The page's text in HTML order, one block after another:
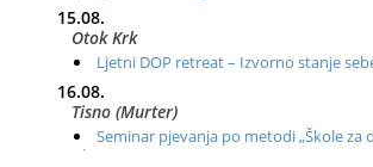
15.08.
Otok Krk
Ljetni DOP retreat – Izvorno stanje
16.08.
Tisno (Murter)
Seminar pjevanja po metodi „Škole za
glasa“